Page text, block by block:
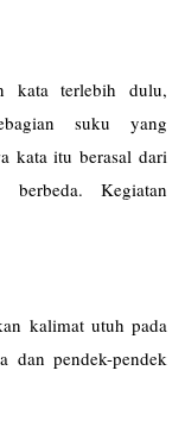
kata terlebih dulu,
suku yang
kata itu berasal dari
Kegiatan
kalimat utuh pada
dan pendek-pendek